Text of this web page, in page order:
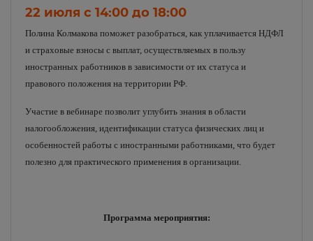
22 июля c 14:00 до 18:00
Полина Колмакова поможет разобраться, как уплачивается НДФЛ
и страховые взносы с выплат, осуществляемых в пользу
иностранных работников в зависимости от их статуса и
правового положения на территории РФ.
Участие в вебинаре позволит углубить знания в области
налогообложения, идентификации статуса физических лиц и
особенностей работы с иностранными работниками, что будет
полезно для практического применения в организации.
Программа мероприятия: